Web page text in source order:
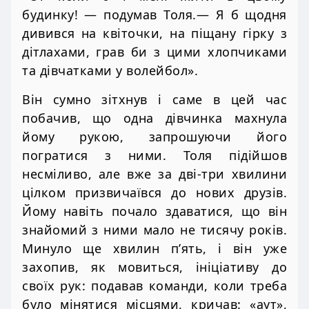
будинку! — подумав Толя.— Я б щодня
дивився на квіточки, на піщану гірку з
дітлахами, грав би з цими хлопчиками
та дівчатками у волейбол».
Він сумно зітхнув і саме в цей час
побачив, що одна дівчинка махнула
йому рукою, запрошуючи його
погратися з ними. Толя підійшов
несміливо, але вже за дві-три хвилини
цілком призвичаївся до нових друзів.
Йому навіть почало здаватися, що він
знайомий з ними мало не тисячу років.
Минуло ще хвилин п’ять, і він уже
захопив, як мовиться, ініціативу до
своїх рук: подавав команди, коли треба
було мінятися місцями, кричав: «аут»,